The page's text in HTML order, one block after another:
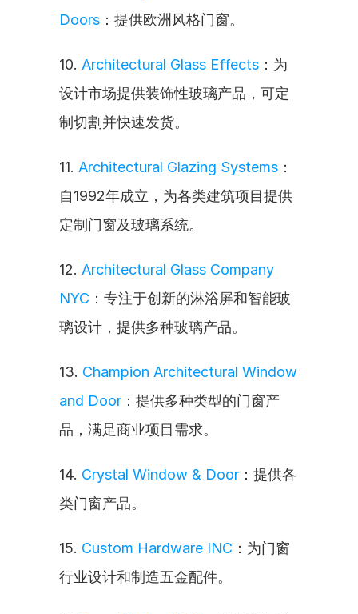
Doors ：提供欧洲风格门窗。
10. Architectural Glass Effects ：为
设计市场提供装饰性玻璃产品，可定
制切割并快速发货。
11. Architectural Glazing Systems ：
自1992年成立，为各类建筑项目提供
定制门窗及玻璃系统。
12. Architectural Glass Company
NYC ：专注于创新的淋浴屏和智能玻
璃设计，提供多种玻璃产品。
13. Champion Architectural Window
and Door ：提供多种类型的门窗产
品，满足商业项目需求。
14. Crystal Window & Door ：提供各
类门窗产品。
15. Custom Hardware INC ：为门窗
行业设计和制造五金配件。